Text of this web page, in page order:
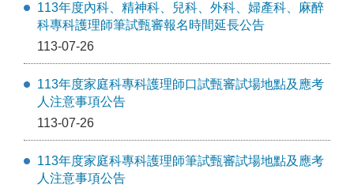
113年度內科、精神科、兒科、外科、婦產科、麻醉
科專科護理師筆試甄審報名時間延長公告
113-07-26
113年度家庭科專科護理師口試甄審試場地點及應考
人注意事項公告
113-07-26
113年度家庭科專科護理師筆試甄審試場地點及應考
人注意事項公告